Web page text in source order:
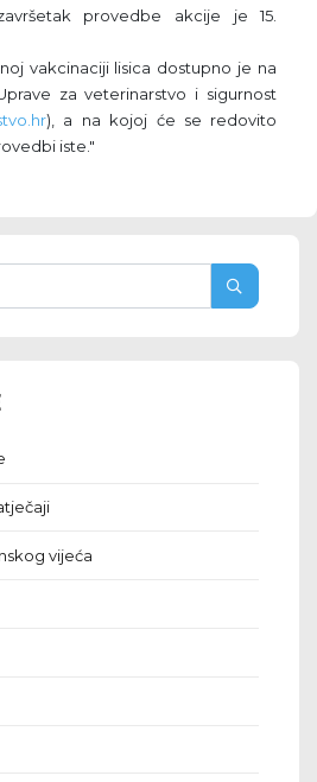
provedbe akcije je 15.
vakcinaciji lisica dostupno je na
za veterinarstvo i sigurnost
), a na kojoj će se redovito
iste."
vijeća